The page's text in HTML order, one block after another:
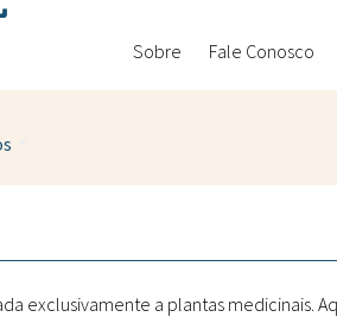
Sobre Fale Conosco
Sanitárias
Políticas
Metodologias
Vivasexclusivamente a plantas medicinais.